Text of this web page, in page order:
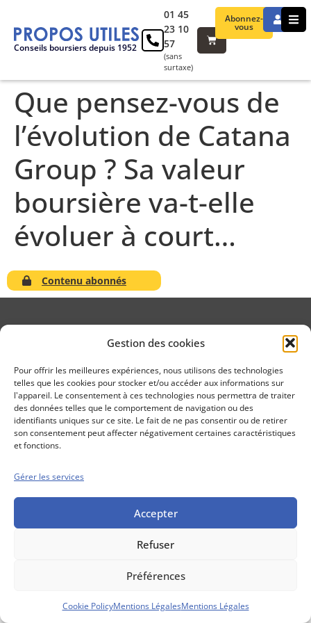
Gestion des cookies
Pour offrir les meilleures expériences, nous utilisons des technologies
telles que les cookies pour stocker et/ou accéder aux informations sur
l'appareil. Le consentement à ces technologies nous permettra de traiter
des données telles que le comportement de navigation ou des
identifiants uniques sur ce site. Le fait de ne pas consentir ou de retirer
son consentement peut affecter négativement certaines caractéristiques
et fonctions.
Gérer les services
Accepter
Refuser
Préférences
Cookie PolicyMentions LégalesMentions Légales
Conseils boursiers depuis 1952
Abonnez-
vous
01 45
23 10
57
(sans
surtaxe)
Que pensez-vous de
l’évolution de Catana
Group ? Sa valeur
boursière va-t-elle
évoluer à court…
Contenu abonnés
Conseils boursiers depuis 1952
Propos Utiles est
une publication
des Editions
Marigny
Mentions Légales
Politique cookie